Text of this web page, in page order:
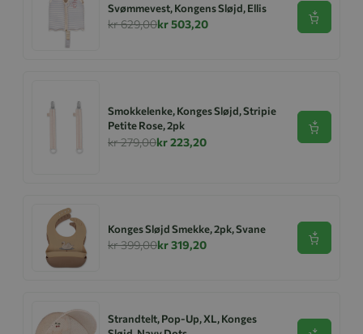
Svømmevest, Kongens Sløjd, Ellis
kr 629,00kr 503,20 Se
Smokkelenke, Konges Sløjd, Stripie
Petite Rose, 2pk
kr 279,00kr 223,20
Se
Konges Sløjd Smekke, 2pk, Svane
kr 399,00kr 319,20 Se
Strandtelt, Pop-Up, XL, Konges